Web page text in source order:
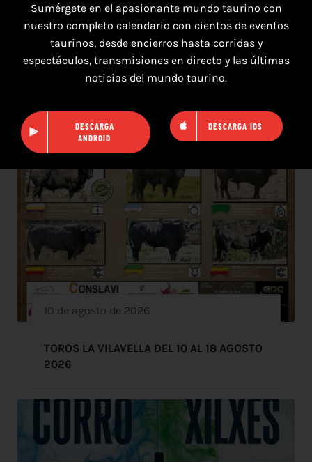
2026
10 de agosto de 2026
TOROS LA VILAVELLA DEL 10 AL 18 AGOSTO
2026
Sumérgete en el apasionante mundo taurino con
nuestro completo calendario con cientos de eventos
taurinos, desde encierros hasta corridas y
espectáculos, transmisiones en directo y las últimas
noticias del mundo taurino.
DESCARGA
ANDROID
DESCARGA IOS